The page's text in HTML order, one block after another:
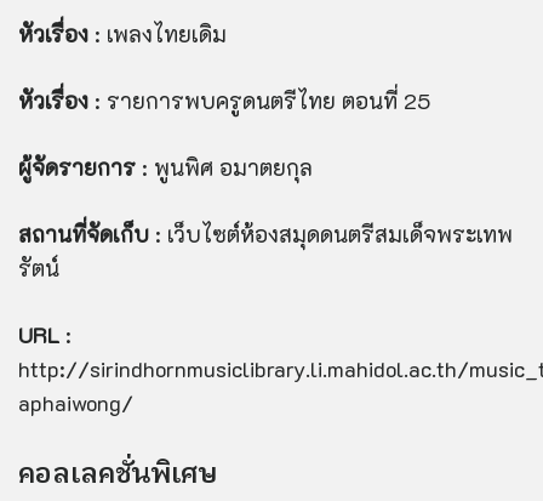
หัวเรื่อง : เพลงไทยเดิม
หัวเรื่อง : รายการพบครูดนตรีไทย ตอนที่ 25
ผู้จัดรายการ : พูนพิศ อมาตยกุล
สถานที่จัดเก็บ : เว็บไซต์ห้องสมุดดนตรีสมเด็จพระเทพ
รัตน์
URL :
http://sirindhornmusiclibrary.li.mahidol.ac.th/
aphaiwong/
คอลเลคชั่นพิเศษ